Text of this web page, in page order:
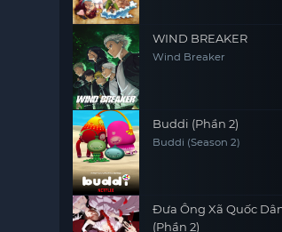
WIND BREAKER
Wind Breaker
Buddi (Phần 2)
Buddi (Season 2)
Đưa Ông Xã Quốc
(Phần 2)